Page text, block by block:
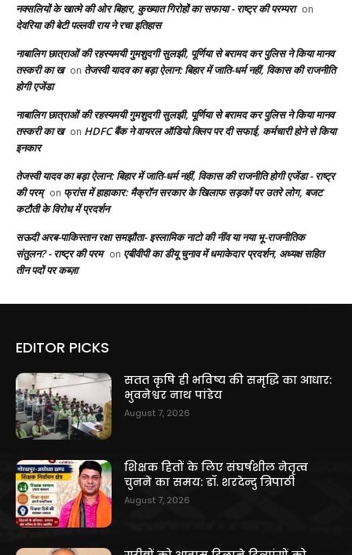
नक्सलियों के खात्मे की ओर बिहार, कुख्यात गिरोहों का सफाया - राष्ट्र की परम्परा on
देवरिया की बेटी पल्लवी राय ने रचा इतिहास
नाबालिग छात्राओं की रहस्यमयी गुमशुदगी सुलझी, पूर्णिया से बरामद कर पुलिस ने किया मानव
तस्करी का ख on तेजस्वी यादव का बड़ा ऐलान: बिहार में जाति-धर्म नहीं, विकास की राजनीति
होगी एजेंडा
नाबालिग छात्राओं की रहस्यमयी गुमशुदगी सुलझी, पूर्णिया से बरामद कर पुलिस ने किया मानव
तस्करी का ख on HDFC बैंक ने वायरल ऑडियो क्लिप पर दी सफाई, कर्मचारी होने से किया
इनकार
तेजस्वी यादव का बड़ा ऐलान: बिहार में जाति-धर्म नहीं, विकास की राजनीति होगी एजेंडा - राष्ट्र
की परम् on फ्रांस में हाहाकार: मैक्रॉन सरकार के खिलाफ सड़कों पर उतरे लोग, बजट
कटौती के विरोध में प्रदर्शन
सऊदी अरब-पाकिस्तान रक्षा समझौता- इस्लामिक नाटो की नींव या नया भू-राजनीतिक
संतुलन? - राष्ट्र की परम on एबीवीपी का डीयू चुनाव में धमाकेदार प्रदर्शन, अध्यक्ष सहित
तीन पदों पर कब्ज़ा
EDITOR PICKS
सतत कृषि ही भविष्य की समृद्धि का आधार:
भुवनेश्वर नाथ पांडेय
August 7, 2026
शिक्षक हितों के लिए संघर्षशील नेतृत्व
चुनने का समय: डॉ. शरदेन्दु त्रिपाठी
August 7, 2026